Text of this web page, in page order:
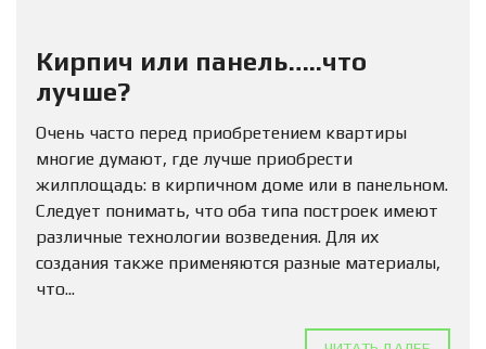
Кирпич или панель…..что
лучше?
Очень часто перед приобретением квартиры
многие думают, где лучше приобрести
жилплощадь: в кирпичном доме или в панельном.
Следует понимать, что оба типа построек имеют
различные технологии возведения. Для их
создания также применяются разные материалы,
что...